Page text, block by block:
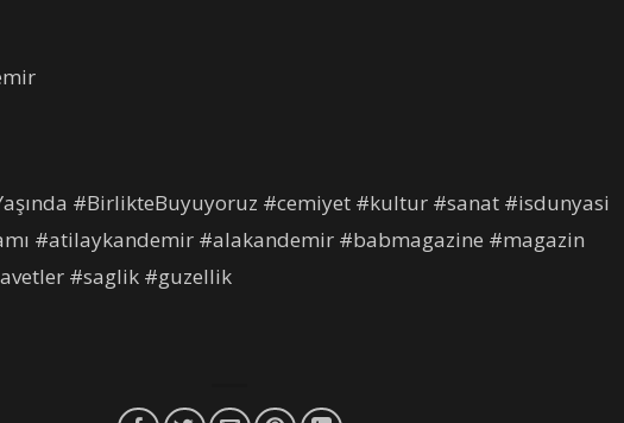
#BirlikteBuyuyoruz #cemiyet #kultur #sanat #isdunyasi
#atilaykandemir #alakandemir #babmagazine #magazin
#saglik #guzellik